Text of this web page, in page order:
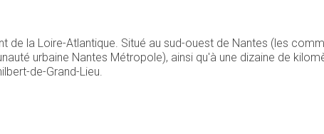
de la Loire-Atlantique. Situé au sud-ouest de Nantes (les
urbaine Nantes Métropole), ainsi qu'à une dizaine de
de-Grand-Lieu.